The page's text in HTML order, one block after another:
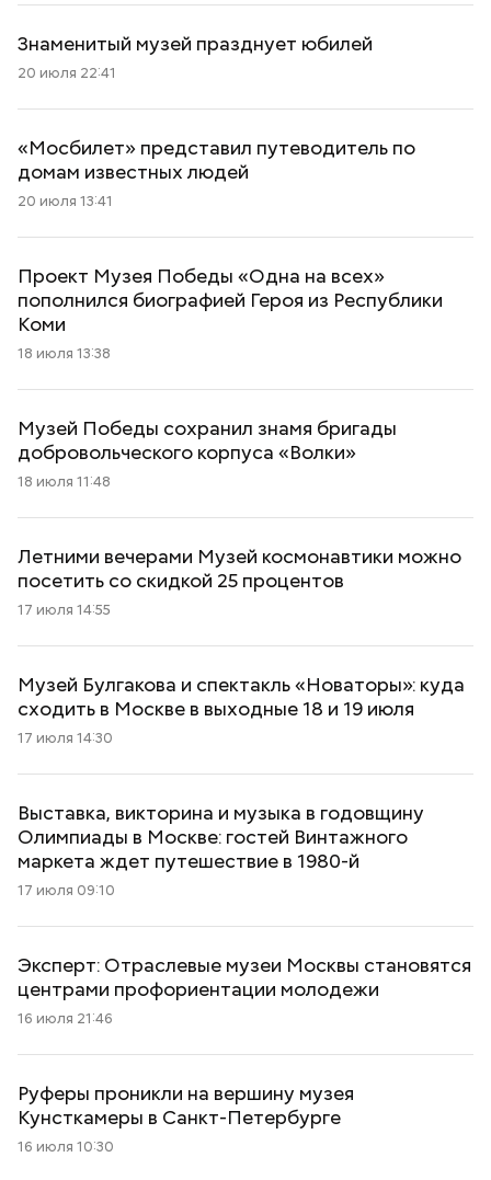
Знаменитый музей празднует юбилей
20 июля 22:41
«Мосбилет» представил путеводитель по
домам известных людей
20 июля 13:41
Проект Музея Победы «Одна на всех»
пополнился биографией Героя из Республики
Коми
18 июля 13:38
Музей Победы сохранил знамя бригады
добровольческого корпуса «Волки»
18 июля 11:48
Летними вечерами Музей космонавтики можно
посетить со скидкой 25 процентов
17 июля 14:55
Музей Булгакова и спектакль «Новаторы»: куда
сходить в Москве в выходные 18 и 19 июля
17 июля 14:30
Выставка, викторина и музыка в годовщину
Олимпиады в Москве: гостей Винтажного
маркета ждет путешествие в 1980-й
17 июля 09:10
Эксперт: Отраслевые музеи Москвы становятся
центрами профориентации молодежи
16 июля 21:46
Руферы проникли на вершину музея
Кунсткамеры в Санкт-Петербурге
16 июля 10:30